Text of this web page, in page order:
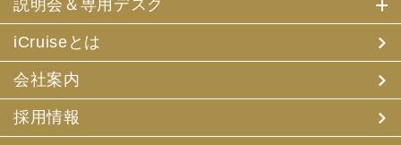
説明会＆専用デスク
iCruiseとは
会社案内
採用情報